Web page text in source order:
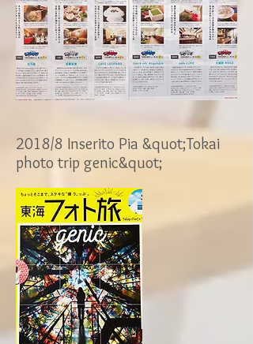
2018/8 Inserito Pia &quot;Tokai
photo trip genic&quot;